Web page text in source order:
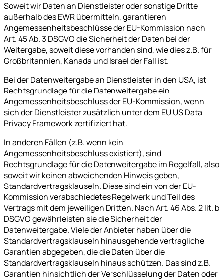
Soweit wir Daten an Dienstleister oder sonstige Dritte
außerhalb des EWR übermitteln, garantieren
Angemessenheitsbeschlüsse der EU-Kommission nach
Art. 45 Ab. 3 DSGVO die Sicherheit der Daten bei der
Weitergabe, soweit diese vorhanden sind, wie dies z.B. für
Großbritannien, Kanada und Israel der Fall ist.
Bei der Datenweitergabe an Dienstleister in den USA, ist
Rechtsgrundlage für die Datenweitergabe ein
Angemessenheitsbeschluss der EU-Kommission, wenn
sich der Dienstleister zusätzlich unter dem EU US Data
Privacy Framework zertifiziert hat.
In anderen Fällen (z.B. wenn kein
Angemessenheitsbeschluss existiert), sind
Rechtsgrundlage für die Datenweitergabe im Regelfall, also
soweit wir keinen abweichenden Hinweis geben,
Standardvertragsklauseln. Diese sind ein von der EU-
Kommission verabschiedetes Regelwerk und Teil des
Vertrags mit dem jeweiligen Dritten. Nach Art. 46 Abs. 2 lit. b
DSGVO gewährleisten sie die Sicherheit der
Datenweitergabe. Viele der Anbieter haben über die
Standardvertragsklauseln hinausgehende vertragliche
Garantien abgegeben, die die Daten über die
Standardvertragsklauseln hinaus schützen. Das sind z.B.
Garantien hinsichtlich der Verschlüsselung der Daten oder